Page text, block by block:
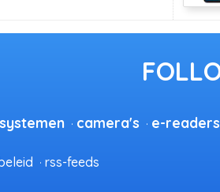
camera's e-readers
rss-feeds